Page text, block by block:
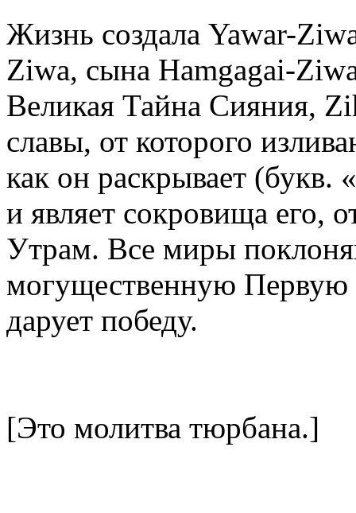
Жизнь создала Yawar-
Ziwa, сына Hamgagai-
Великая Тайна Сияния,
славы, от которого
как он раскрывает (букв.
и являет сокровища
Утрам. Все миры
могущественную
дарует победу.
[Это молитва тюрбана.]